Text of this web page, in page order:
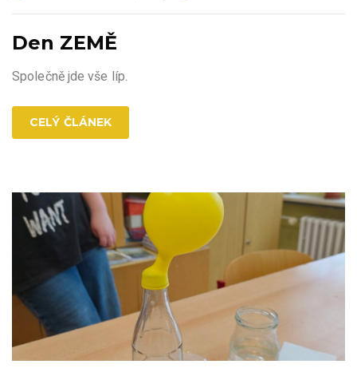
Den ZEMĚ
Společně jde vše líp.
CELÝ ČLÁNEK